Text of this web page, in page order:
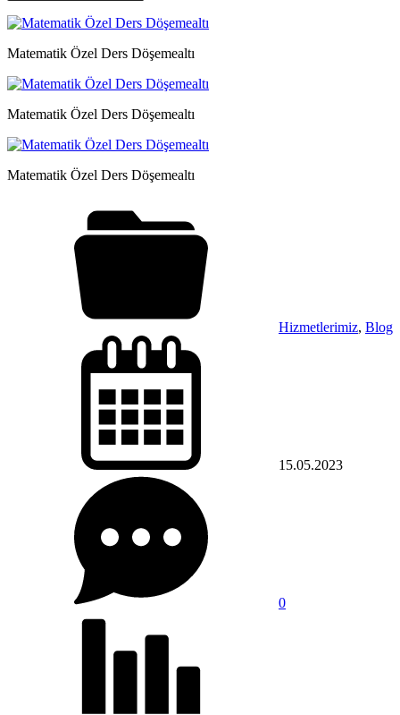
Matematik Özel Ders Döşemealtı
Matematik Özel Ders Döşemealtı
Matematik Özel Ders Döşemealtı
Hizmetlerimiz, Blog
15.05.2023
0